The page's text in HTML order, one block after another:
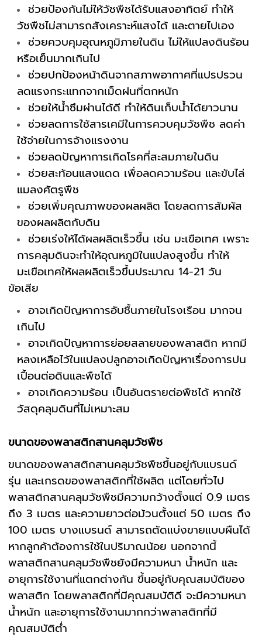
ช่วยป้องกันไม่ให้วัชพืชได้รับแสงอาทิตย์ ทำให้
วัชพืชไม่สามารถสังเคราะห์แสงได้ และตายไปเอง
ช่วยควบคุมอุณหภูมิภายในดิน ไม่ให้แปลงดินร้อน
หรือเย็นมากเกินไป
ช่วยปกป้องหน้าดินจากสภาพอากาศที่แปรปรวน
ลดแรงกระแทกจากเม็ดฝนที่ตกหนัก
ช่วยให้น้ำซึมผ่านได้ดี ทำให้ดินเก็บน้ำได้ยาวนาน
ช่วยลดการใช้สารเคมีในการควบคุมวัชพืช ลดค่า
ใช้จ่ายในการจ้างแรงงาน
ช่วยลดปัญหาการเกิดโรคที่สะสมภายในดิน
ช่วยสะท้อนแสงแดด เพื่อลดความร้อน และขับไล่
แมลงศัตรูพืช
ช่วยเพิ่มคุณภาพของผลผลิต โดยลดการสัมผัส
ของผลผลิตกับดิน
ช่วยเร่งให้ได้ผลผลิตเร็วขึ้น เช่น มะเขือเทศ เพราะ
การคลุมดินจะทำให้อุณหภูมิในแปลงสูงขึ้น ทำให้
มะเขือเทศให้ผลผลิตเร็วขึ้นประมาณ 14-21 วัน
ข้อเสีย
อาจเกิดปัญหาการอับชื้นภายในโรงเรือน มากจน
เกินไป
อาจเกิดปัญหาการย่อยสลายของพลาสติก หากมี
หลงเหลือไว้ในแปลงปลูกอาจเกิดปัญหาเรื่องการปน
เปื้อนต่อดินและพืชได้
อาจเกิดความร้อน เป็นอันตรายต่อพืชได้ หากใช้
วัสดุคลุมดินที่ไม่เหมาะสม
ขนาดของพลาสติกสานคลุมวัชพืช
ขนาดของพลาสติกสานคลุมวัชพืชขึ้นอยู่กับแบรนด์
รุ่น และเกรดของพลาสติกที่ใช้ผลิต แต่โดยทั่วไป
พลาสติกสานคลุมวัชพืชมีความกว้างตั้งแต่ 0.9 เมตร
ถึง 3 เมตร และความยาวต่อม้วนตั้งแต่ 50 เมตร ถึง
100 เมตร บางแบรนด์ สามารถตัดแบ่งขายแบบผืนได้
หากลูกค้าต้องการใช้ในปริมาณน้อย นอกจากนี้
พลาสติกสานคลุมวัชพืชยังมีความหนา น้ำหนัก และ
อายุการใช้งานที่แตกต่างกัน ขึ้นอยู่กับคุณสมบัติของ
พลาสติก โดยพลาสติกที่มีคุณสมบัติดี จะมีความหนา
น้ำหนัก และอายุการใช้งานมากกว่าพลาสติกที่มี
คุณสมบัติต่ำ